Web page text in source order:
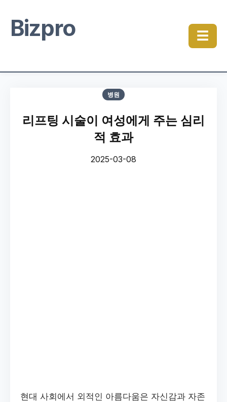
Bizpro ☰
병원
리프팅 시술이 여성에게 주는 심리
적 효과
2025-03-08
현대 사회에서 외적인 아름다움은 자신감과 자존